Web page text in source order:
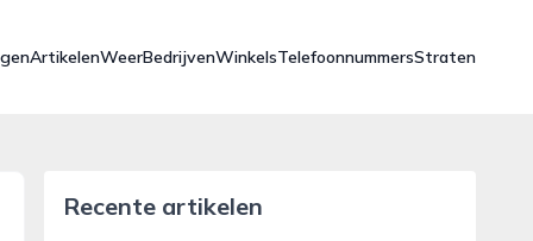
ArtikelenWeerBedrijvenWinkelsTelefoonnummersStraten
Recente artikelen